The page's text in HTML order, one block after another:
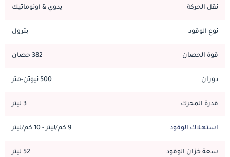
نقل الحركة يدوي & اوتوماتيك
نوع الوقود بترول
قوة الحصان 382 حصان
دوران 500 نيوتن-متر
قدرة المحرك 3 ليتر
استهلاك الوقود 9 كم/ليتر - 10 كم/ليتر
سعة خزان الوقود 52 ليتر